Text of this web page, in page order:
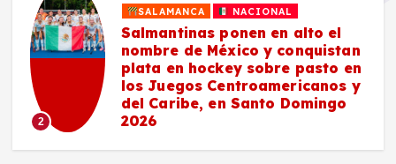
2
SALAMANCA
NACIONAL
Salmantinas ponen en alto el
nombre de México y conquistan
plata en hockey sobre pasto en
los Juegos Centroamericanos y
del Caribe, en Santo Domingo
2026